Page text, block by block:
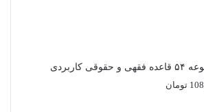
حقوقی کاربردی
تومان